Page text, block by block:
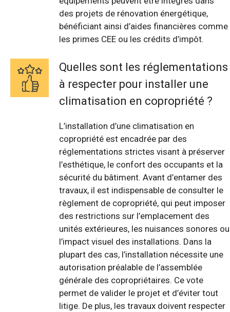
des projets de rénovation énergétique,
bénéficiant ainsi d’aides financières comme
les primes CEE ou les crédits d’impôt.
Quelles sont les réglementations
à respecter pour installer une
climatisation en copropriété ?
L’installation d’une climatisation en
copropriété est encadrée par des
réglementations strictes visant à préserver
l’esthétique, le confort des occupants et la
sécurité du bâtiment. Avant d’entamer des
travaux, il est indispensable de consulter le
règlement de copropriété, qui peut imposer
des restrictions sur l’emplacement des
unités extérieures, les nuisances sonores ou
l’impact visuel des installations. Dans la
plupart des cas, l’installation nécessite une
autorisation préalable de l’assemblée
générale des copropriétaires. Ce vote
permet de valider le projet et d’éviter tout
litige. De plus, les travaux doivent respecter